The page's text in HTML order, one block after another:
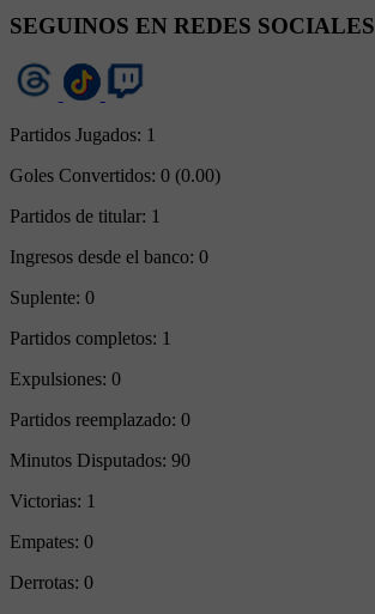
SEGUINOS EN REDES SOCIALES
Partidos Jugados: 1
Goles Convertidos: 0 (0.00)
Partidos de titular: 1
Ingresos desde el banco: 0
Suplente: 0
Partidos completos: 1
Expulsiones: 0
Partidos reemplazado: 0
Minutos Disputados: 90
Victorias: 1
Empates: 0
Derrotas: 0